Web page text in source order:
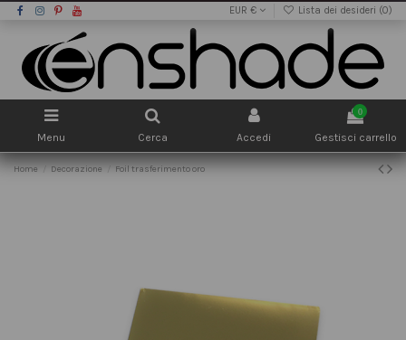
EUR € Lista dei desideri (0)
Menu Cerca Accedi
0
Gestisci carrello
Home Decorazione Foil trasferimento oro